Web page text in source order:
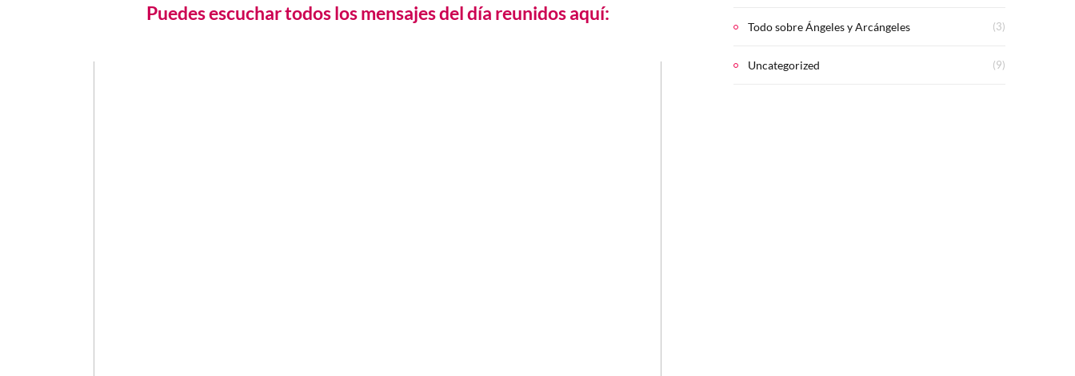
Puedes escuchar todos los mensajes del día reunidos aquí:
Todo sobre Ángeles y Arcángeles (3)
Uncategorized (9)